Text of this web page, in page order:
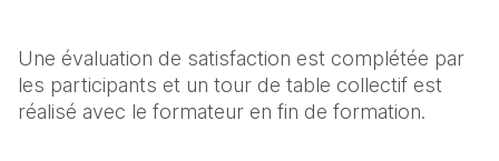
Une évaluation de satisfaction est complétée par
les participants et un tour de table collectif est
réalisé avec le formateur en fin de formation.